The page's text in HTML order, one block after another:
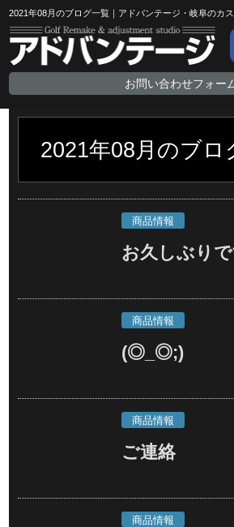
2021年08月のブログ一覧｜アドバンテージ・岐阜のカ
お問い合わせフォー
2021年08月のブロ
商品情報
お久しぶり
商品情報
(◎_◎;)
商品情報
ご連絡
商品情報